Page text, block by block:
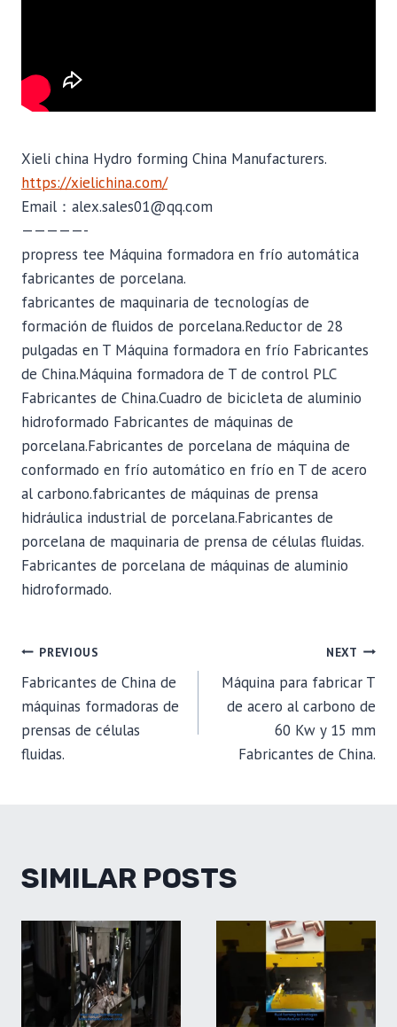
Xieli china Hydro forming China Manufacturers.
https://xielichina.com/
Email：alex.sales01@qq.com
—————-
propress tee Máquina formadora en frío automática
fabricantes de porcelana.
fabricantes de maquinaria de tecnologías de
formación de fluidos de porcelana.Reductor de 28
pulgadas en T Máquina formadora en frío Fabricantes
de China.Máquina formadora de T de control PLC
Fabricantes de China.Cuadro de bicicleta de aluminio
hidroformado Fabricantes de máquinas de
porcelana.Fabricantes de porcelana de máquina de
conformado en frío automático en frío en T de acero
al carbono.fabricantes de máquinas de prensa
hidráulica industrial de porcelana.Fabricantes de
porcelana de maquinaria de prensa de células fluidas.
Fabricantes de porcelana de máquinas de aluminio
hidroformado.
POST
NAVIGATION
PREVIOUS
Fabricantes de China de
máquinas formadoras de
prensas de células
fluidas.
NEXT
Máquina para fabricar T
de acero al carbono de
60 Kw y 15 mm
Fabricantes de China.
SIMILAR POSTS